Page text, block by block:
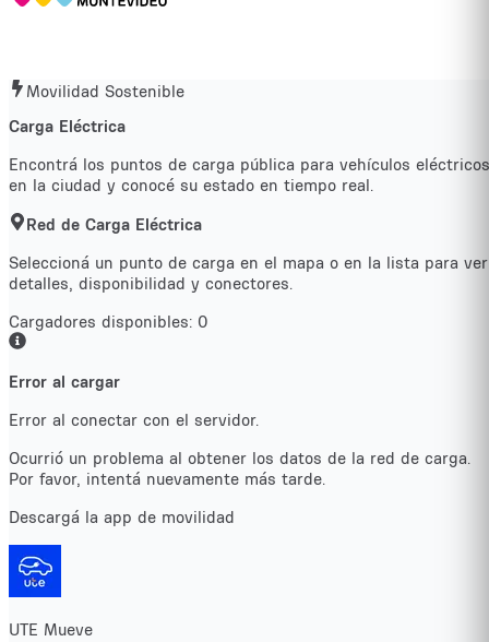
Movilidad Sostenible
Carga Eléctrica
Encontrá los puntos de carga pública para vehículos eléctricos
en la ciudad y conocé su estado en tiempo real.
Red de Carga Eléctrica
Seleccioná un punto de carga en el mapa o en la lista para ver
detalles, disponibilidad y conectores.
Cargadores disponibles: 0
Error al cargar
Error al conectar con el servidor.
Ocurrió un problema al obtener los datos de la red de carga.
Por favor, intentá nuevamente más tarde.
Descargá la app de movilidad
UTE Mueve